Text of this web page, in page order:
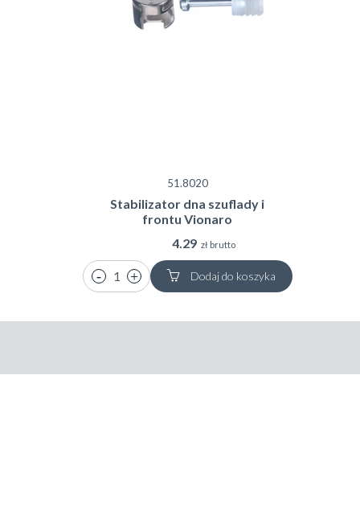
51.8020
Stabilizator dna szuflady i
frontu Vionaro
4.29 zł brutto
Dodaj do koszyka